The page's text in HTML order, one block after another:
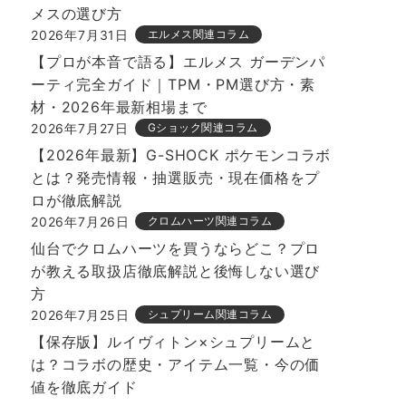
メスの選び方
2026年7月31日 エルメス関連コラム
【プロが本音で語る】エルメス ガーデンパ
ーティ完全ガイド｜TPM・PM選び方・素
材・2026年最新相場まで
2026年7月27日 Gショック関連コラム
【2026年最新】G-SHOCK ポケモンコラボ
とは？発売情報・抽選販売・現在価格をプ
ロが徹底解説
2026年7月26日 クロムハーツ関連コラム
仙台でクロムハーツを買うならどこ？プロ
が教える取扱店徹底解説と後悔しない選び
方
2026年7月25日 シュプリーム関連コラム
【保存版】ルイヴィトン×シュプリームと
は？コラボの歴史・アイテム一覧・今の価
値を徹底ガイド